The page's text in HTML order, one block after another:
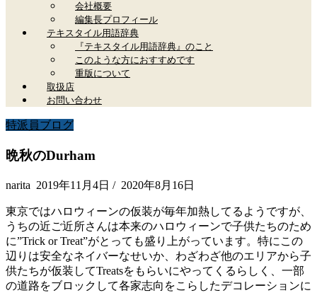
会社概要
編集長プロフィール
テキスタイル用語辞典
『テキスタイル用語辞典』のこと
このような方におすすめです
重版について
取扱店
お問い合わせ
特派員ブログ
晩秋のDurham
narita 2019年11月4日 / 2020年8月16日
東京ではハロウィーンの仮装が毎年加熱してるようですが、
うちの近ご近所さんは本来のハロウィーンで子供たちのため
に”Trick or Treat”がとっても盛り上がっています。特にこの
辺りは安全なネイバーなせいか、わざわざ他のエリアから子
供たちが仮装してTreatsをもらいにやってくるらしく、一部
の道路をブロックして各家志向をこらしたデコレーションに